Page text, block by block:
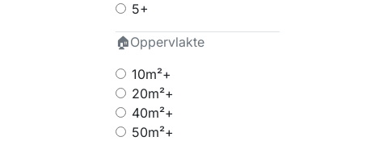
5+
🏠Oppervlakte
10m²+
20m²+
40m²+
50m²+